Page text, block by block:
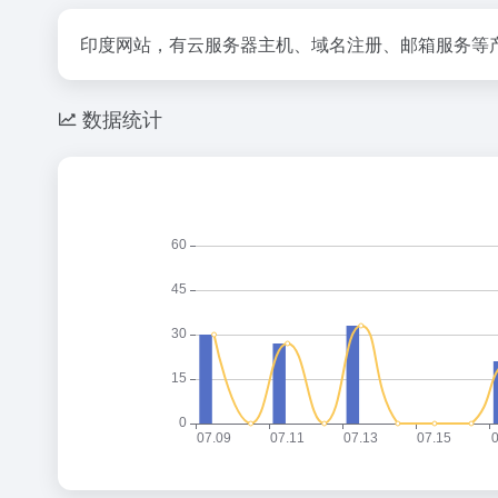
印度网站，有云服务器主机、域名注册、邮箱服务等
数据统计